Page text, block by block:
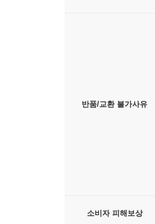
반품/교환 불가사유
소비자 피해보상